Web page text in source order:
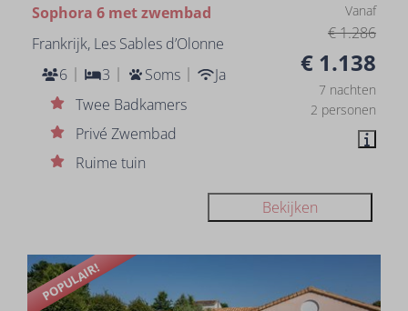
Vanaf
€ 1.286
€ 1.138
7 nachten
2 personen
Sophora 6 met zwembad
Frankrijk, Les Sables d’Olonne
6
3 Soms
Ja
Twee Badkamers
Privé Zwembad
Ruime tuin
Bekijken
POPULAIR!